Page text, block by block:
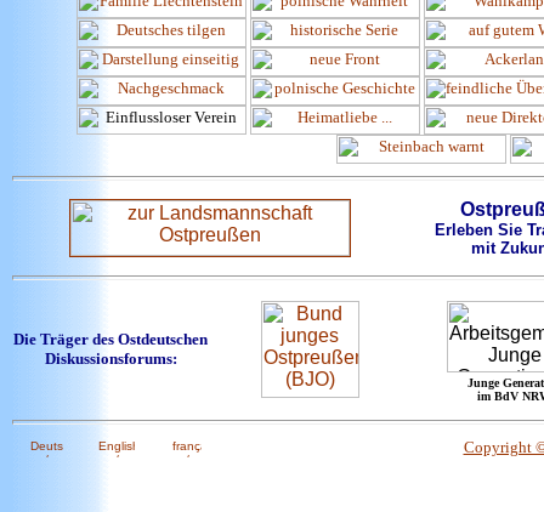
Erleben Sie
mit
Die Träger des Ostdeutschen
Diskussionsforums:
Junge
im BdV
Copyright